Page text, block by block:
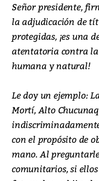
Señor presidente,
la adjudicación de
protegidas, ¡es una
atentatoria contra
humana y natural!
Le doy un ejemplo:
Mortí, Alto
con el propósito de
mano. Al
comunitarios, si